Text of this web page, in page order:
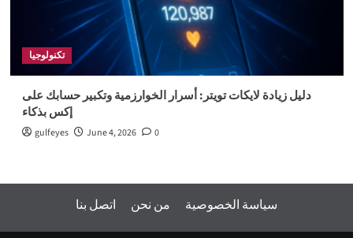
تكنولوجيا
دليل زيادة لايكات تويتر: أسرار الخوارزمية وتكبير حسابك على
إكس بذكاء
gulfeyes June 4, 2026 0
اتصل بنا من نحن سياسة الخصوصية